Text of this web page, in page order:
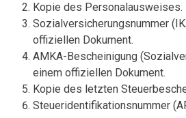
Kopie des Personalausweises.
Sozialversicherungsnummer
offiziellen Dokument.
AMKA-Bescheinigung
einem offiziellen Dokument.
Kopie des letzten
Steueridentifikationsnummer